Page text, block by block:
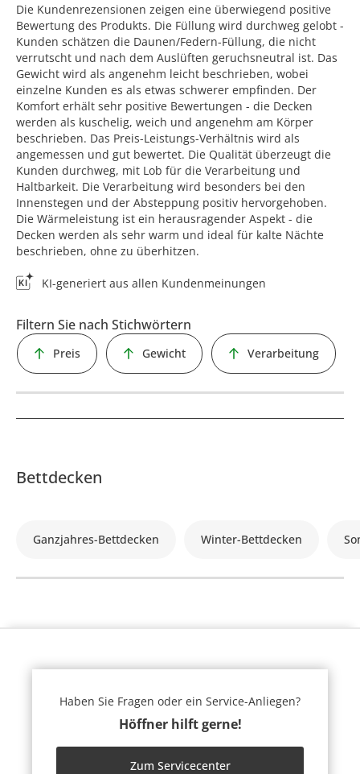
Die Kundenrezensionen zeigen eine überwiegend positive
Bewertung des Produkts. Die Füllung wird durchweg gelobt -
Kunden schätzen die Daunen/Federn-Füllung, die nicht
verrutscht und nach dem Auslüften geruchsneutral ist. Das
Gewicht wird als angenehm leicht beschrieben, wobei
einzelne Kunden es als etwas schwerer empfinden. Der
Komfort erhält sehr positive Bewertungen - die Decken
werden als kuschelig, weich und angenehm am Körper
beschrieben. Das Preis-Leistungs-Verhältnis wird als
angemessen und gut bewertet. Die Qualität überzeugt die
Kunden durchweg, mit Lob für die Verarbeitung und
Haltbarkeit. Die Verarbeitung wird besonders bei den
Innenstegen und der Absteppung positiv hervorgehoben.
Die Wärmeleistung ist ein herausragender Aspekt - die
Decken werden als sehr warm und ideal für kalte Nächte
beschrieben, ohne zu überhitzen.
KI-generiert aus allen Kundenmeinungen
Filtern Sie nach Stichwörtern
Preis Gewicht Verarbeitung
Bettdecken
Ganzjahres-Bettdecken Winter-Bettdecken
Haben Sie Fragen oder ein Service-Anliegen?
Höffner hilft gerne!
Zum Servicecenter